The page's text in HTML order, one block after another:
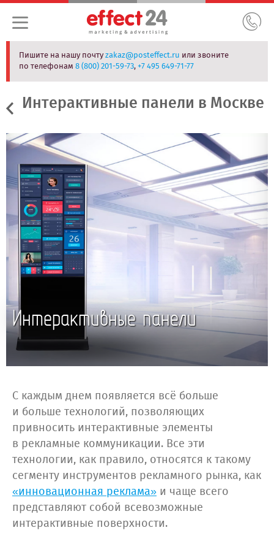
Пишите на нашу почтуzakaz@posteffect.ru или звоните
по телефонам8 (800) 201-59-73,+7 495 649-71-77
Интерактивные панели в Москве
Интерактивные панели
С каждым днем появляется всё больше
и больше технологий, позволяющих
привносить интерактивные элементы
в рекламные коммуникации. Все эти
технологии, как правило, относятся к такому
сегменту инструментов рекламного рынка, как
«инновационная реклама» и чаще всего
представляют собой всевозможные
интерактивные поверхности.